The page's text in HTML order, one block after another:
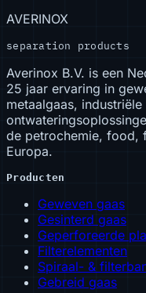
AVERINOX
separation products
Averinox B.V. is een
25 jaar ervaring in
metaalgaas,
de petrochemie, food,
Europa.
Producten
Geweven gaas
Gesinterd gaas
Geperforeerde
Filterelementen
Spiraal- &
Gebreid gaas